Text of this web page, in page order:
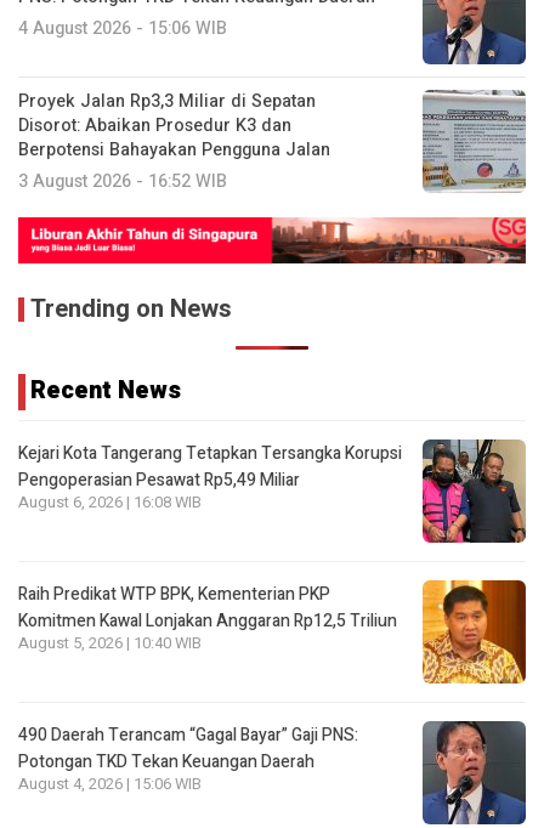
4 August 2026 - 15:06 WIB
Proyek Jalan Rp3,3 Miliar di Sepatan
Disorot: Abaikan Prosedur K3 dan
Berpotensi Bahayakan Pengguna Jalan
3 August 2026 - 16:52 WIB
Trending on News
Recent News
Kejari Kota Tangerang Tetapkan Tersangka Korupsi
Pengoperasian Pesawat Rp5,49 Miliar
August 6, 2026 | 16:08 WIB
Raih Predikat WTP BPK, Kementerian PKP
Komitmen Kawal Lonjakan Anggaran Rp12,5 Triliun
August 5, 2026 | 10:40 WIB
490 Daerah Terancam “Gagal Bayar” Gaji PNS:
Potongan TKD Tekan Keuangan Daerah
August 4, 2026 | 15:06 WIB